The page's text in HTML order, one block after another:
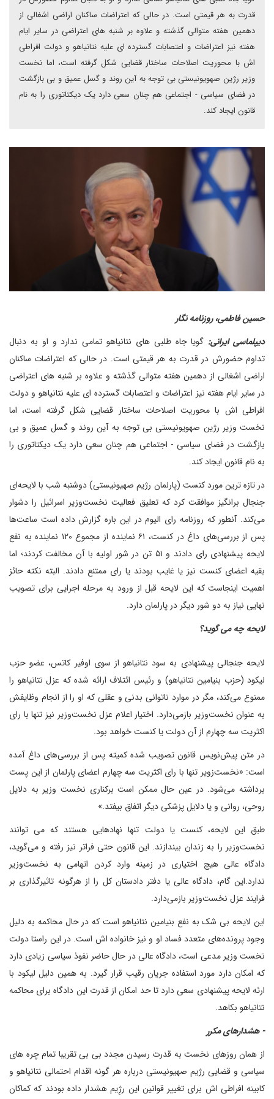
قدرت به هر قیمتی است. در حالی که اعتراضات ساکنان اراضی اشغالی از
دهمین هفته متوالی گذشته و علاوه بر شنبه های اعتراضی در سایر ایام
هفته نیز اعتراضات و اعتصابات گسترده ای علیه نتانیاهو و دولت افراطی
اش با محوریت اصلاحات ساختار قضایی شکل گرفته است، اما نخست
وزیر رژین صهویونیستی بی توجه به آین روند و گسل عمیق و بی بازگشت
در فضای سیاسی - اجتماعی هم چنان سعی دارد یک دیکتاتوری را به نام
قانون ایجاد کند.
حسین فاطمی، روزنامه نگار
دیپلماسی ایرانی: گویا جاه طلبی های نتانیاهو تمامی ندارد و او به دنبال
تداوم حضورش در قدرت به هر قیمتی است. در حالی که اعتراضات ساکنان
اراضی اشغالی از دهمین هفته متوالی گذشته و علاوه بر شنبه های اعتراضی
در سایر ایام هفته نیز اعتراضات و اعتصابات گسترده ای علیه نتانیاهو و دولت
افراطی اش با محوریت اصلاحات ساختار قضایی شکل گرفته است، اما
نخست وزیر رژین صهویونیستی بی توجه به آین روند و گسل عمیق و بی
بازگشت در فضای سیاسی - اجتماعی هم چنان سعی دارد یک دیکتاتوری را
به نام قانون ایجاد کند.
در تازه ترین مورد کنست (پارلمان رژیم صهیونیستی) دوشنبه شب با لایحه‌ای
جنجال برانگیز موافقت کرد که تعلیق فعالیت نخست‌وزیر اسرائیل را دشوار
می‌کند. آنطور که روزنامه رای الیوم در این باره گزارش داده است ساعت‌ها
پس از بررسی‌های داغ در کنست، ۶۱ نماینده از مجموع ۱۲۰ نماینده به نفع
لایحه پیشنهادی رای دادند و ۵۱ تن در شور اولیه با آن مخالفت کردند؛ اما
بقیه اعضای کنست نیز یا غایب بودند یا رای ممتنع دادند. البته نکته حائز
اهمیت اینجاست که این لایحه قبل از ورود به مرحله اجرایی برای تصویب
نهایی نیاز به دو شور دیگر در پارلمان دارد.
لایحه چه می گوید؟
لایحه جنجالی پیشنهادی به سود نتانیاهو از سوی اوفیر کاتس، عضو حزب
لیکود (حزب بنیامین نتانیاهو) و رئیس ائتلاف ارائه شده که عزل نتانیاهو را
ممنوع می‌کند، مگر در موارد ناتوانی بدنی و عقلی که او را از انجام وظایفش
به عنوان نخست‌وزیر بازمی‌دارد. اختیار اعلام عزل نخست‌وزیر نیز تنها با رای
اکثریت سه چهارم از آن دولت یا کنست خواهد بود.
در متن پیش‌نویس قانون تصویب شده کمیته پس از بررسی‌های داغ آمده
است: «نخست‌زویر تنها با رای اکثریت سه چهارم اعضای پارلمان از این پست
برداشته می‌شود. در عین حال ممکن است برکناری نخست وزیر به دلایل
روحی، روانی و یا دلایل پزشکی دیگر اتفاق بیفتد.»
طبق این لایحه، کنست یا دولت تنها نهادهایی هستند که می توانند
نخست‌وزیر را به زندان بیندازند. این قانون حتی فراتر نیز رفته و می‌گوید،
دادگاه عالی هیچ اختیاری در زمینه وارد کردن اتهامی به نخست‌وزیر
ندارد.این گام، دادگاه عالی یا دفتر دادستان کل را از هرگونه تاثیرگذاری بر
فرایند عزل نخست‌وزیر بازمی‌دارد.
این لایحه بی شک به نفع بنیامین نتانیاهو است که در حال محاکمه به دلیل
وجود پرونده‌های متعدد فساد او و نیز خانواده اش است. در این راستا دولت
نخست وزیر مدعی است، دادگاه عالی در حال حاضر نفوذ سیاسی زیادی دارد
که امکان دارد مورد استفاده جریان رقیب قرار گیرد. به همین دلیل لیکود با
ارئه لایحه پیشنهادی سعی دارد تا حد امکان از قدرت این دادگاه برای محاکمه
نتانیاهو بکاهد.
- هشدارهای مکرر
از همان روزهای نخست به قدرت رسیدن مجدد بی بی تقریبا تمام چره های
سیاسی و قضایی رژیم صهیونیستی درباره هر گونه اقدام احتمالی نتانیاهو و
کابینه افراطی اش برای تغییر قوانین این رژِیم هشدار داده بودند که کماکان